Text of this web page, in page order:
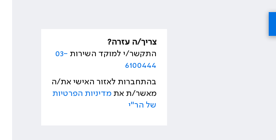
צריך/ה עזרה?
התקשר/י למוקד השירות 03-
6100444
בהתחברות לאזור האישי את/ה
מאשר/ת אתמדיניות הפרטיות
של הר"י